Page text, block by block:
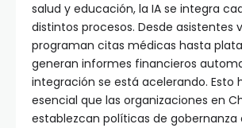
salud y educación, la IA se integra
distintos procesos. Desde asistentes
programan citas médicas hasta
generan informes financieros
integración se está acelerando. Esto
esencial que las organizaciones en
establezcan políticas de gobernanza